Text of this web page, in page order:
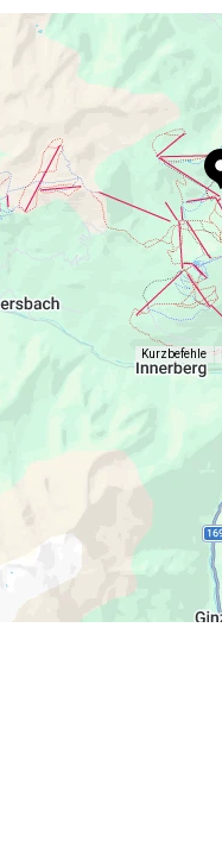
Kurzbefehle